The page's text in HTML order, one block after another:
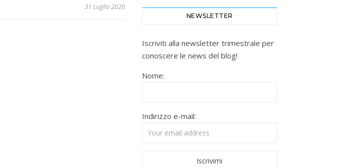
31 Luglio 2020
NEWSLETTER
Iscriviti alla newsletter trimestrale per
conoscere le news del blog!
Nome:
Indirizzo e-mail: